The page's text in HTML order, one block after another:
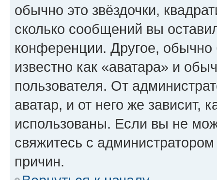
обычно это звёздочки,
сколько сообщений вы
конференции. Другое,
известно как «аватара» и
пользователя. От
аватар, и от него же зависит,
использованы. Если вы не
свяжитесь с
причин.